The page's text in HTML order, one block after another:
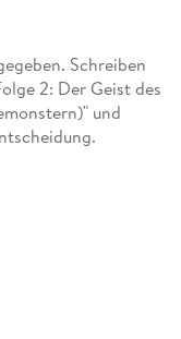
Schreiben
2: Der Geist des
und